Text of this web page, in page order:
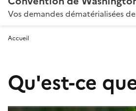
Vos demandes dématérialisées
Accueil
Qu'est-ce